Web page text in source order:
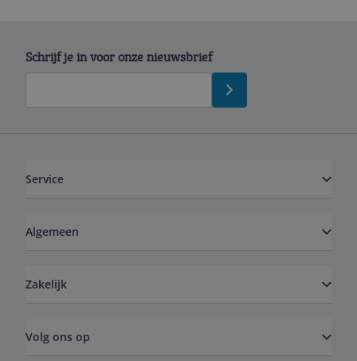
Schrijf je in voor onze nieuwsbrief
Service
Algemeen
Zakelijk
Volg ons op